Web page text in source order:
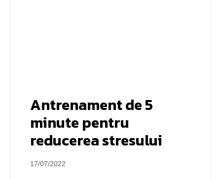
Antrenament de 5
minute pentru
reducerea stresului
17/07/2022